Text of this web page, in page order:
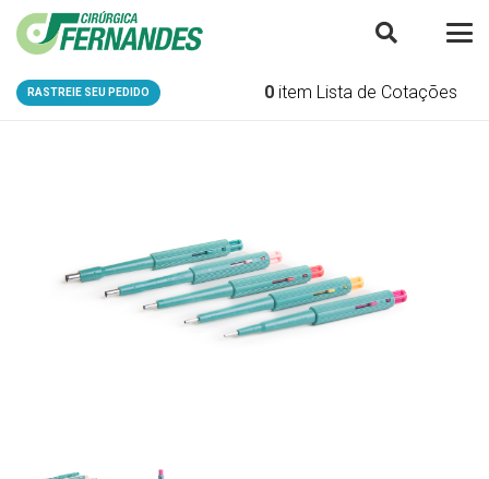
RASTREIE SEU PEDIDO 0 item Lista de Cotações